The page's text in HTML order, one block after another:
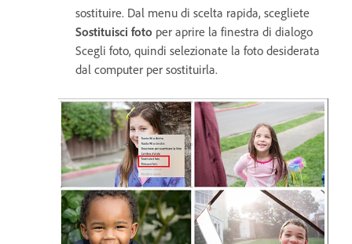
sostituire. Dal menu di scelta rapida, scegliete
Sostituisci foto per aprire la finestra di dialogo
Scegli foto, quindi selezionate la foto desiderata
dal computer per sostituirla.